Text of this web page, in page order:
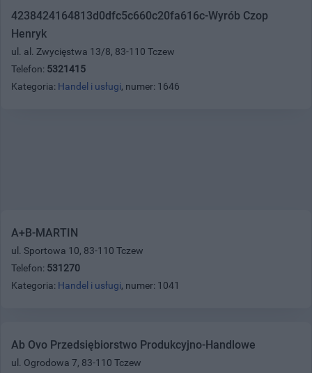
4238424164813d0dfc5c660c20fa616c-Wyrób Czop
Henryk
ul. al. Zwycięstwa 13/8, 83-110 Tczew
Telefon: 5321415
Kategoria: Handel i usługi, numer: 1646
A+B-MARTIN
ul. Sportowa 10, 83-110 Tczew
Telefon: 531270
Kategoria: Handel i usługi, numer: 1041
Ab Ovo Przedsiębiorstwo Produkcyjno-Handlowe
ul. Ogrodowa 7, 83-110 Tczew